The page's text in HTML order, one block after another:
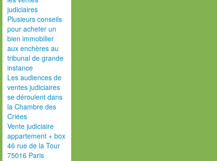
judiciaires
Plusieurs conseils
pour acheter un
bien immobilier
aux enchères au
tribunal de grande
instance
Les audiences de
ventes judiciaires
se déroulent dans
la Chambre des
Criées
Vente judiciaire
appartement + box
46 rue de la Tour
75016 Paris